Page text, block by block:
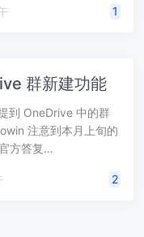
午 1
群新建功能
到 OneDrive 中的群
注意到本月上旬的
方答复…
2